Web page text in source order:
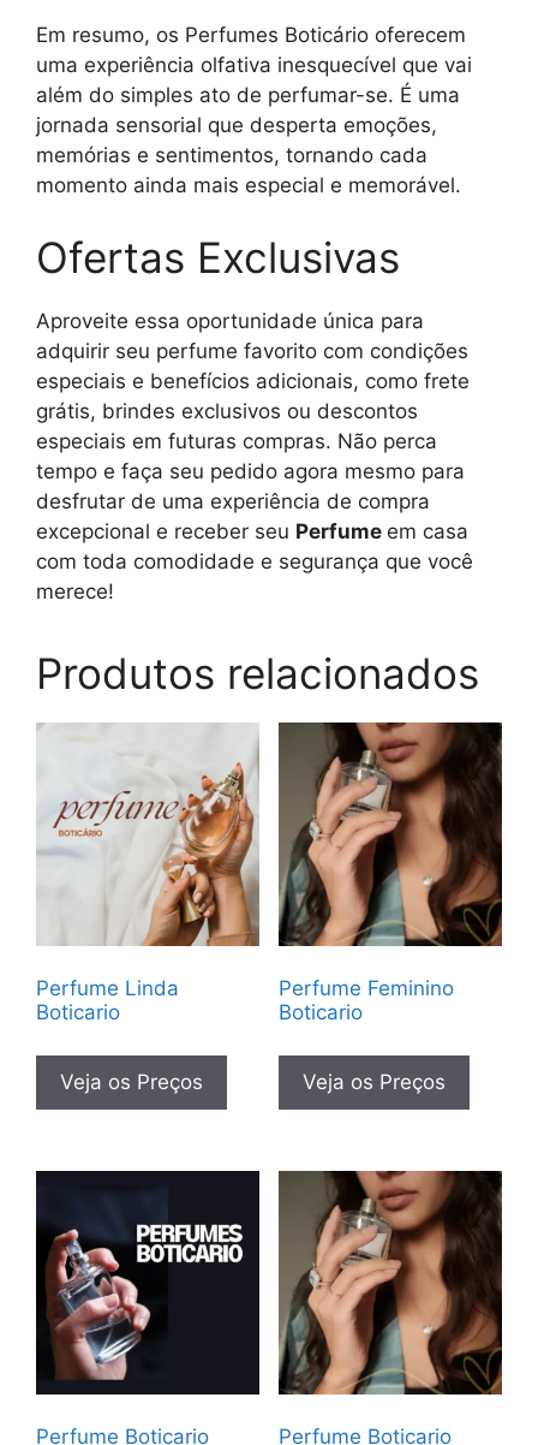
Em resumo, os Perfumes Boticário oferecem
uma experiência olfativa inesquecível que vai
além do simples ato de perfumar-se. É uma
jornada sensorial que desperta emoções,
memórias e sentimentos, tornando cada
momento ainda mais especial e memorável.
Ofertas Exclusivas
Aproveite essa oportunidade única para
adquirir seu perfume favorito com condições
especiais e benefícios adicionais, como frete
grátis, brindes exclusivos ou descontos
especiais em futuras compras. Não perca
tempo e faça seu pedido agora mesmo para
desfrutar de uma experiência de compra
excepcional e receber seu Perfume em casa
com toda comodidade e segurança que você
merece!
Produtos relacionados
Perfume Linda
Boticario
Veja os Preços
Perfume Feminino
Boticario
Veja os Preços
Perfume Boticario
Perfume Boticario